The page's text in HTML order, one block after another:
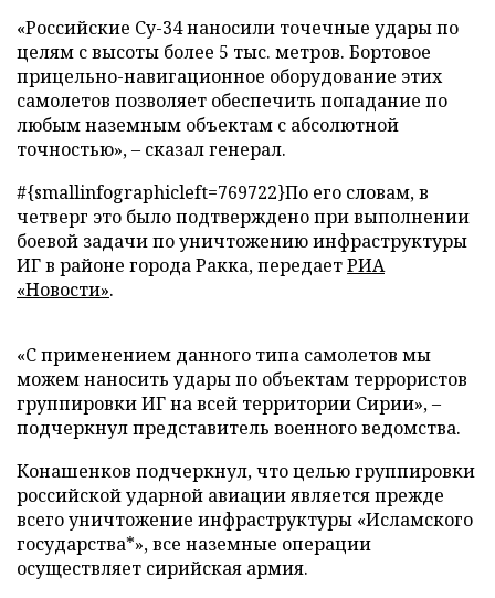
«Российские Су-34 наносили точечные удары по
целям с высоты более 5 тыс. метров. Бортовое
прицельно-навигационное оборудование этих
самолетов позволяет обеспечить попадание по
любым наземным объектам с абсолютной
точностью», – сказал генерал.
#{smallinfographicleft=769722}По его словам, в
четверг это было подтверждено при выполнении
боевой задачи по уничтожению инфраструктуры
ИГ в районе города Ракка, передаетРИА
«Новости».
«С применением данного типа самолетов мы
можем наносить удары по объектам террористов
группировки ИГ на всей территории Сирии», –
подчеркнул представитель военного ведомства.
Конашенков подчеркнул, что целью группировки
российской ударной авиации является прежде
всего уничтожение инфраструктуры «Исламского
государства*», все наземные операции
осуществляет сирийская армия.